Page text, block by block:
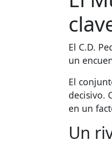
El C.D.
un
El
decisivo.
en un
Un